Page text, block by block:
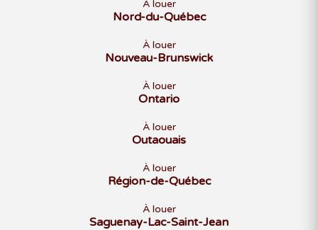
À louer
Nord-du-Québec
À louer
Nouveau-Brunswick
À louer
Ontario
À louer
Outaouais
À louer
Région-de-Québec
À louer
Saguenay-Lac-Saint-Jean